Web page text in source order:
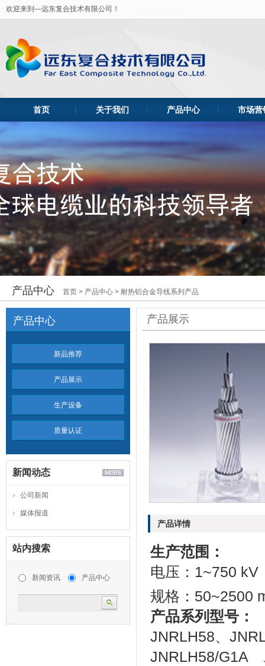
欢迎来到—远东复合技术有限公司！
首页 关于我们 产品中心 市场营
产品中心 首页 > 产品中心 > 耐热铝合金导线系列产品
产品中心
新品推荐
产品展示
生产设备
质量认证
新闻动态
公司新闻
媒体报道
站内搜索
新闻资讯 产品中心
产品展示
产品详情
生产范围：
电压：1~750 kV
规格：50~2500
产品系列型号：
JNRLH58、
JNRLH58/